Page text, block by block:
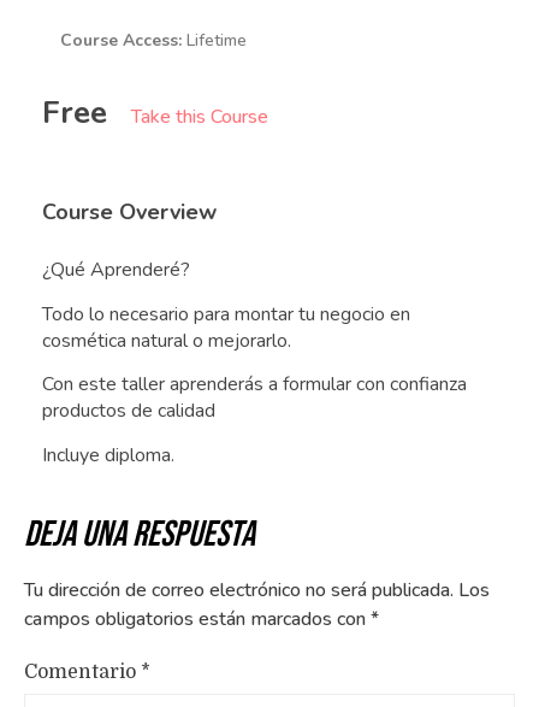
Course Access: Lifetime
Free Take this Course
Course Overview
¿Qué Aprenderé?
Todo lo necesario para montar tu negocio en
cosmética natural o mejorarlo.
Con este taller aprenderás a formular con confianza
productos de calidad
Incluye diploma.
Deja una respuesta
Tu dirección de correo electrónico no será publicada. Los
campos obligatorios están marcados con*
Comentario *